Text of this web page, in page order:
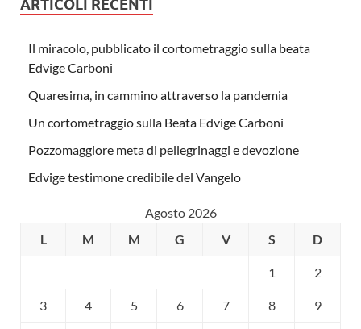
ARTICOLI RECENTI
Il miracolo, pubblicato il cortometraggio sulla beata
Edvige Carboni
Quaresima, in cammino attraverso la pandemia
Un cortometraggio sulla Beata Edvige Carboni
Pozzomaggiore meta di pellegrinaggi e devozione
Edvige testimone credibile del Vangelo
Agosto 2026
L
M M G V S D
1 2
3 4 5 6 7 8 9